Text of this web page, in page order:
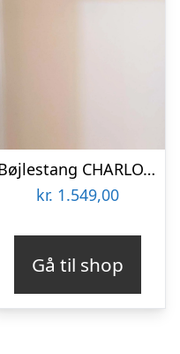
Bøjlestang CHARLOTTE sort med hylde (hylden er ikke vist på billedet)
kr. 1.549,00
Gå til shop